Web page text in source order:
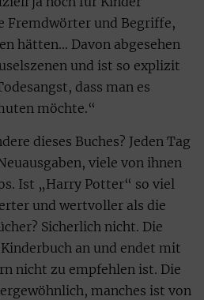
Fremdwörter und Begriffe,
hätten… Davon abgesehen
und ist so explizit
dass man es
möchte.“
dieses Buches? Jeden Tag
viele von ihnen
Ist „Harry Potter“ so viel
und wertvoller als die
Sicherlich nicht. Die
an und endet mit
nicht zu empfehlen ist. Die
manches ist von